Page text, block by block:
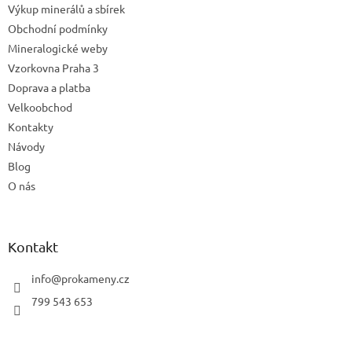
Výkup minerálů a sbírek
Obchodní podmínky
Mineralogické weby
Vzorkovna Praha 3
Doprava a platba
Velkoobchod
Kontakty
Návody
Blog
O nás
Kontakt
info@prokameny.cz
799 543 653